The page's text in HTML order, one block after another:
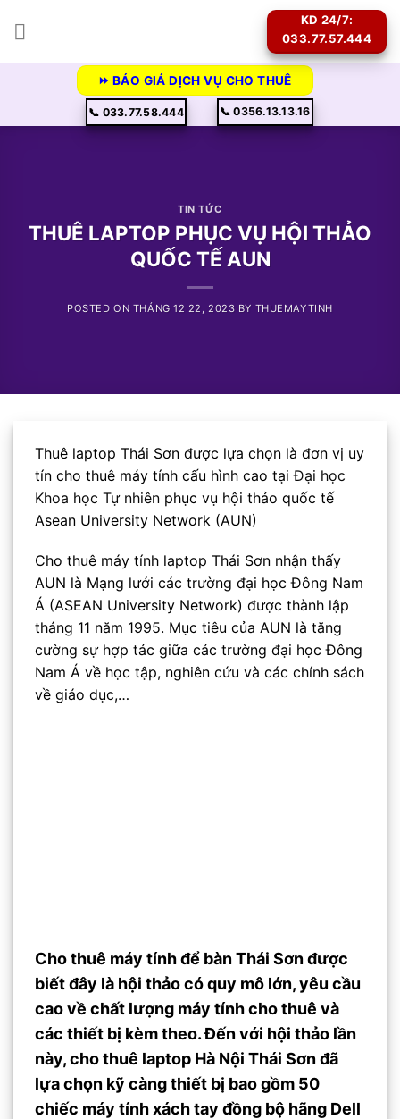
KD 24/7:
033.77.57.444
⏩ BÁO GIÁ DỊCH VỤ CHO THUÊ
📞 033.77.58.444 📞 0356.13.13.16
TIN TỨC
THUÊ LAPTOP PHỤC VỤ HỘI THẢO
QUỐC TẾ AUN
POSTED ON THÁNG 12 22, 2023 BY THUEMAYTINH
Thuê laptop Thái Sơn được lựa chọn là đơn vị uy
tín cho thuê máy tính cấu hình cao tạiĐại học
Khoa học Tự nhiên phục vụ hội thảo quốc tế
Asean University Network (AUN)
Cho thuê máy tính laptop Thái Sơn nhận thấy
AUN là Mạng lưới các trường đại học Đông Nam
Á (ASEAN University Network) được thành lập
tháng 11 năm 1995. Mục tiêu của AUN là tăng
cường sự hợp tác giữa các trường đại học Đông
Nam Á về học tập, nghiên cứu và các chính sách
về giáo dục,…
Cho thuê máy tính để bàn Thái Sơn được
biết đây là hội thảo có quy mô lớn, yêu cầu
cao về chất lượng máy tính cho thuê và
các thiết bị kèm theo. Đến với hội thảo lần
này, cho thuê laptop Hà Nội Thái Sơn đã
lựa chọn kỹ càng thiết bị bao gồm 50
chiếc máy tính xách tay đồng bộ hãng Dell